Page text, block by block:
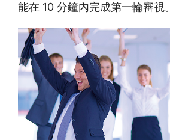
能在 10 分鐘內完成第一輪審視。